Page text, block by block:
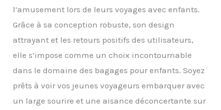
l’amusement lors de leurs voyages avec enfants.
Grâce à sa conception robuste, son design
attrayant et les retours positifs des utilisateurs,
elle s’impose comme un choix incontournable
dans le domaine des bagages pour enfants. Soyez
prêts à voir vos jeunes voyageurs embarquer avec
un large sourire et une aisance déconcertante sur